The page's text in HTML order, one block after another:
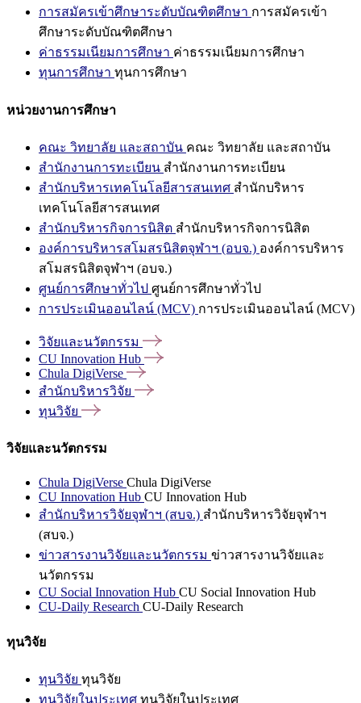
การสมัครเข้าศึกษาระดับบัณฑิตศึกษา การสมัครเข้า
ศึกษาระดับบัณฑิตศึกษา
ค่าธรรมเนียมการศึกษา ค่าธรรมเนียมการศึกษา
ทุนการศึกษา ทุนการศึกษา
หน่วยงานการศึกษา
คณะ วิทยาลัย และสถาบัน คณะ วิทยาลัย และสถาบัน
สำนักงานการทะเบียน สำนักงานการทะเบียน
สำนักบริหารเทคโนโลยีสารสนเทศ สำนักบริหาร
เทคโนโลยีสารสนเทศ
สำนักบริหารกิจการนิสิต สำนักบริหารกิจการนิสิต
องค์การบริหารสโมสรนิสิตจุฬาฯ (อบจ.) องค์การบริหาร
สโมสรนิสิตจุฬาฯ (อบจ.)
ศูนย์การศึกษาทั่วไป ศูนย์การศึกษาทั่วไป
การประเมินออนไลน์ (MCV) การประเมินออนไลน์ (MCV)
วิจัยและนวัตกรรม
CU Innovation Hub
Chula DigiVerse
สำนักบริหารวิจัย
ทุนวิจัย
วิจัยและนวัตกรรม
Chula DigiVerse Chula DigiVerse
CU Innovation Hub CU Innovation Hub
สำนักบริหารวิจัยจุฬาฯ (สบจ.) สำนักบริหารวิจัยจุฬาฯ
(สบจ.)
ข่าวสารงานวิจัยและนวัตกรรม ข่าวสารงานวิจัยและ
นวัตกรรม
CU Social Innovation Hub CU Social Innovation Hub
CU-Daily Research CU-Daily Research
ทุนวิจัย
ทุนวิจัย ทุนวิจัย
ทุนวิจัยในประเทศ ทุนวิจัยในประเทศ